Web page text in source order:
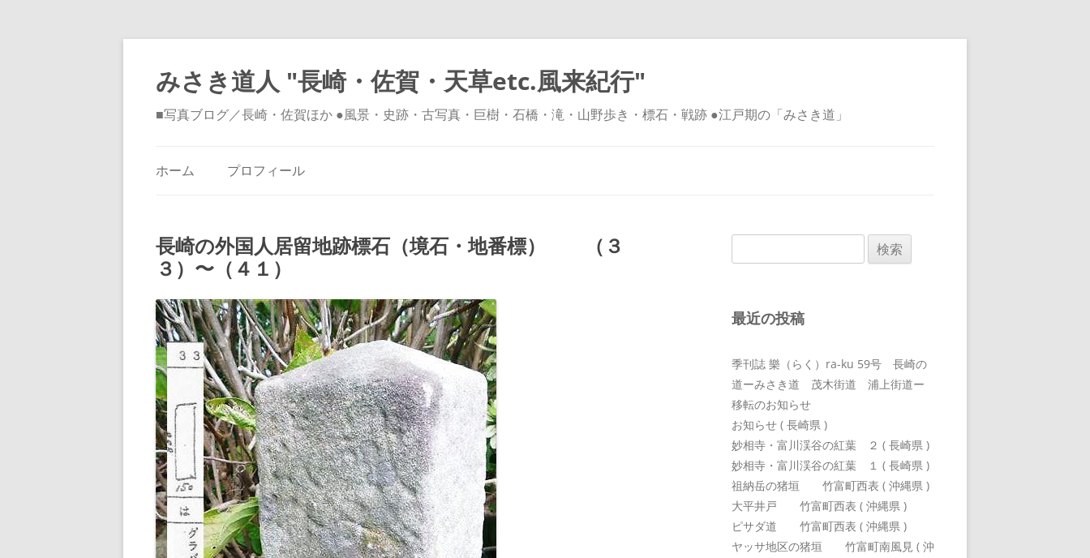
みさき道人 "長崎・佐賀・天草etc.風来紀行"
■写真ブログ／長崎・佐賀ほか ●風景・史跡・古写真・巨樹・石橋・滝・山野歩き・標石・戦跡 ●江戸期の「みさき道」
ホーム プロフィール
長崎の外国人居留地跡標石（境石・地番標） （３
３）〜（４１）
索:
最近の投稿
季刊誌 樂（らく）ra-ku 59号 長崎の
道ーみさき道 茂木街道 浦上街道ー
移転のお知らせ
お知らせ ( 長崎県 )
妙相寺・富川渓谷の紅葉 ２ ( 長崎県 )
妙相寺・富川渓谷の紅葉 １ ( 長崎県 )
祖納岳の猪垣 竹富町西表 ( 沖縄県 )
大平井戸 竹富町西表 ( 沖縄県 )
ピサダ道 竹富町西表 ( 沖縄県 )
ヤッサ地区の猪垣 竹富町南風見 ( 沖